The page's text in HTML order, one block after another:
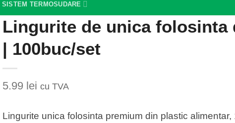
SISTEM TERMOSUDARE
Lingurite de unica folosinta
| 100buc/set
5.99 lei cu TVA
Lingurite unica folosinta premium din plastic